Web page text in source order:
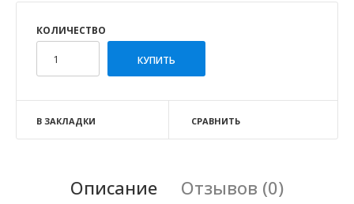
КОЛИЧЕСТВО
В ЗАКЛАДКИ СРАВНИТЬ
Описание Отзывов (0)